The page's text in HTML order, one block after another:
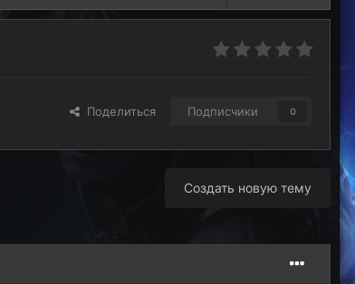
Поделиться Подписчики 0
Создать новую тему